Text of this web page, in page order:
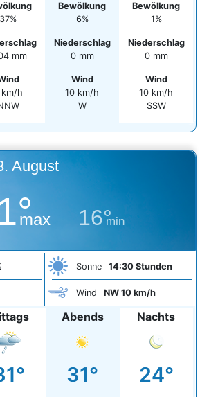
37%
mm
h
Bewölkung
6%
Niederschlag
0 mm
Wind
10 km/h
W
Bewölkung
1%
Niederschlag
0 mm
Wind
10 km/h
SSW
August
max 16°
min
Sonne 14:30 Stunden
Wind NW 10 km/h
Abends
31°
Nachts
24°